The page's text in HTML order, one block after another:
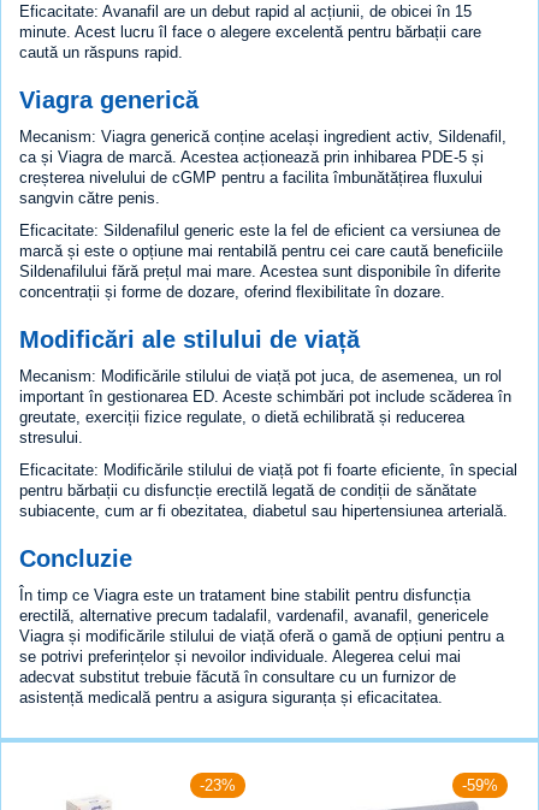
Eficacitate: Avanafil are un debut rapid al acțiunii, de obicei în 15
minute. Acest lucru îl face o alegere excelentă pentru bărbații care
caută un răspuns rapid.
Viagra generică
Mecanism: Viagra generică conține același ingredient activ, Sildenafil,
ca și Viagra de marcă. Acestea acționează prin inhibarea PDE-5 și
creșterea nivelului de cGMP pentru a facilita îmbunătățirea fluxului
sangvin către penis.
Eficacitate: Sildenafilul generic este la fel de eficient ca versiunea de
marcă și este o opțiune mai rentabilă pentru cei care caută beneficiile
Sildenafilului fără prețul mai mare. Acestea sunt disponibile în diferite
concentrații și forme de dozare, oferind flexibilitate în dozare.
Modificări ale stilului de viață
Mecanism: Modificările stilului de viață pot juca, de asemenea, un rol
important în gestionarea ED. Aceste schimbări pot include scăderea în
greutate, exerciții fizice regulate, o dietă echilibrată și reducerea
stresului.
Eficacitate: Modificările stilului de viață pot fi foarte eficiente, în special
pentru bărbații cu disfuncție erectilă legată de condiții de sănătate
subiacente, cum ar fi obezitatea, diabetul sau hipertensiunea arterială.
Concluzie
În timp ce Viagra este un tratament bine stabilit pentru disfuncția
erectilă, alternative precum tadalafil, vardenafil, avanafil, genericele
Viagra și modificările stilului de viață oferă o gamă de opțiuni pentru a
se potrivi preferințelor și nevoilor individuale. Alegerea celui mai
adecvat substitut trebuie făcută în consultare cu un furnizor de
asistență medicală pentru a asigura siguranța și eficacitatea.
-23% -59%